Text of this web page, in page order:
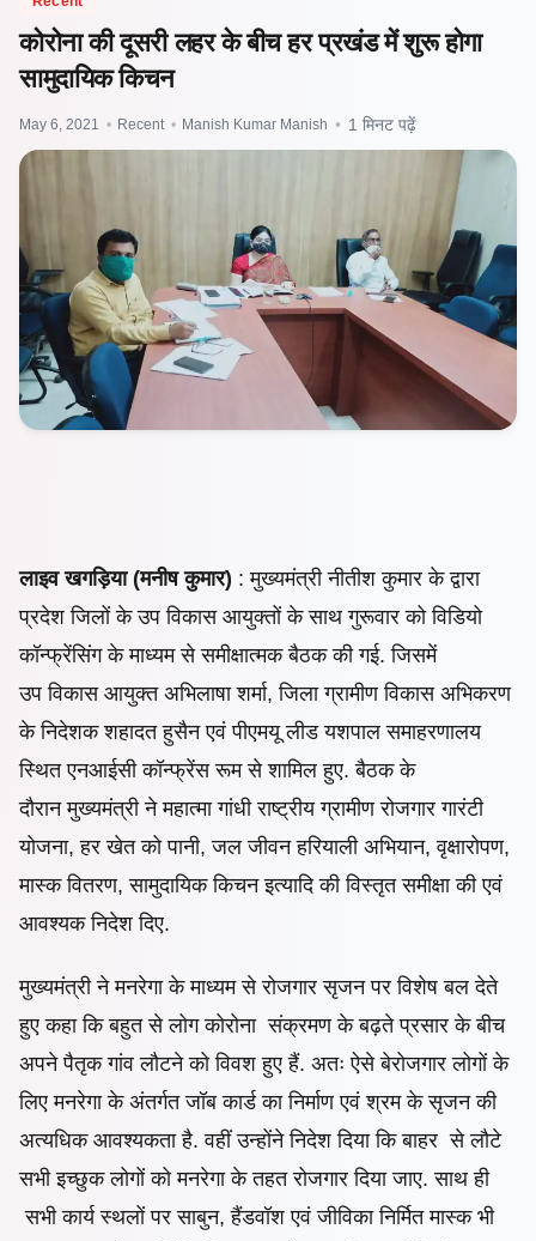
कोरोना की दूसरी लहर के बीच हर प्रखंड में शुरू होगा
सामुदायिक किचन
May 6, 2021 • Recent • Manish Kumar Manish • 1 मिनट पढ़ें
लाइव खगड़िया (मनीष कुमार) : मुख्यमंत्री नीतीश कुमार के द्वारा
प्रदेश जिलों के उप विकास आयुक्तों के साथ गुरूवार को विडियो
कॉन्फ्रेंसिंग के माध्यम से समीक्षात्मक बैठक की गई. जिसमें
उप विकास आयुक्त अभिलाषा शर्मा, जिला ग्रामीण विकास अभिकरण
के निदेशक शहादत हुसैन एवं पीएमयू लीड यशपाल समाहरणालय
स्थित एनआईसी कॉन्फ्रेंस रूम से शामिल हुए. बैठक के
दौरान मुख्यमंत्री ने महात्मा गांधी राष्ट्रीय ग्रामीण रोजगार गारंटी
योजना, हर खेत को पानी, जल जीवन हरियाली अभियान, वृक्षारोपण,
मास्क वितरण, सामुदायिक किचन इत्यादि की विस्तृत समीक्षा की एवं
आवश्यक निदेश दिए.
मुख्यमंत्री ने मनरेगा के माध्यम से रोजगार सृजन पर विशेष बल देते
हुए कहा कि बहुत से लोग कोरोना संक्रमण के बढ़ते प्रसार के बीच
अपने पैतृक गांव लौटने को विवश हुए हैं. अतः ऐसे बेरोजगार लोगों के
लिए मनरेगा के अंतर्गत जॉब कार्ड का निर्माण एवं श्रम के सृजन की
अत्यधिक आवश्यकता है. वहीं उन्होंने निदेश दिया कि बाहर से लौटे
सभी इच्छुक लोगों को मनरेगा के तहत रोजगार दिया जाए. साथ ही
सभी कार्य स्थलों पर साबुन, हैंडवॉश एवं जीविका निर्मित मास्क भी